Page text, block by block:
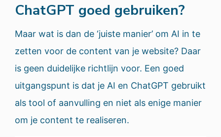
ChatGPT goed gebruiken?
Maar wat is dan de ‘juiste manier’ om AI in te
zetten voor de content van je website? Daar
is geen duidelijke richtlijn voor. Een goed
uitgangspunt is dat je AI en ChatGPT gebruikt
als tool of aanvulling en niet als enige manier
om je content te realiseren.